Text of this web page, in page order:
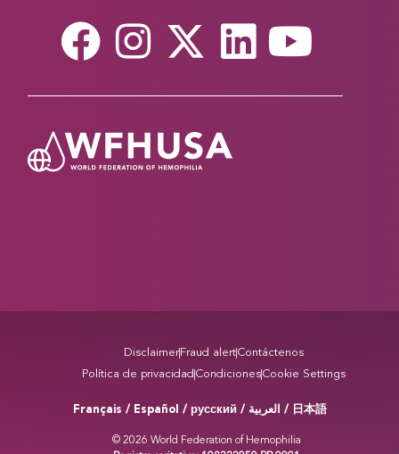
Disclaimer Fraud alertContáctenos
Política de privacidad CondicionesCookie Settings
Français / Español / русский / العربية / 日本語
© 2026 World Federation of Hemophilia